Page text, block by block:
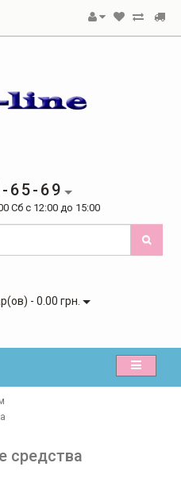
65-69
Сб с 12:00 до 15:00
- 0.00 грн.
средства